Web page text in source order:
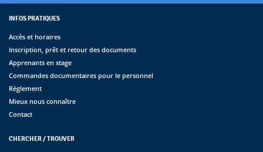
INFOS PRATIQUES
Accès et horaires
Inscription, prêt et retour des documents
Apprenants en stage
Commandes documentaires pour le personnel
Règlement
Mieux nous connaître
Contact
CHERCHER / TROUVER